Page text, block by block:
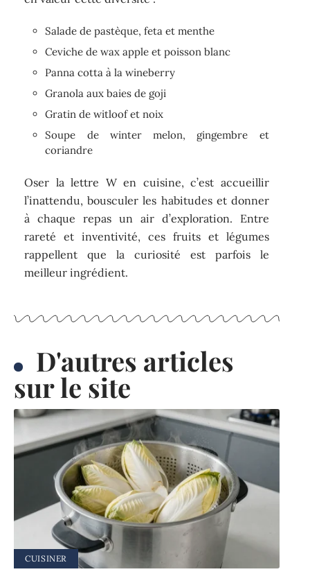
Salade de pastèque, feta et menthe
Ceviche de wax apple et poisson blanc
Panna cotta à la wineberry
Granola aux baies de goji
Gratin de witloof et noix
Soupe de winter melon, gingembre et
coriandre
Oser la lettre W en cuisine, c’est accueillir
l’inattendu, bousculer les habitudes et donner
à chaque repas un air d’exploration. Entre
rareté et inventivité, ces fruits et légumes
rappellent que la curiosité est parfois le
meilleur ingrédient.
D'autres articles
sur le site
CUISINER